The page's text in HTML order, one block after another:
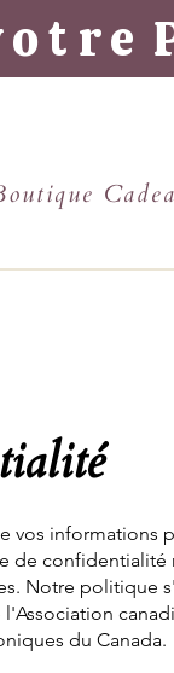
vos informations
de confidentialité
Notre politique
du Canada.